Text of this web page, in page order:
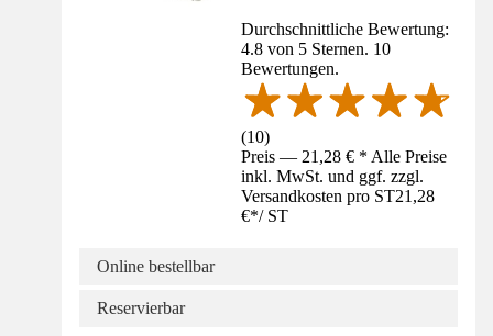
Durchschnittliche Bewertung:
4.8 von 5 Sternen. 10
Bewertungen.
(10)
Preis — 21,28 € * Alle Preise
inkl. MwSt. und ggf. zzgl.
Versandkosten pro ST21,28
€*/ ST
Online bestellbar
Reservierbar